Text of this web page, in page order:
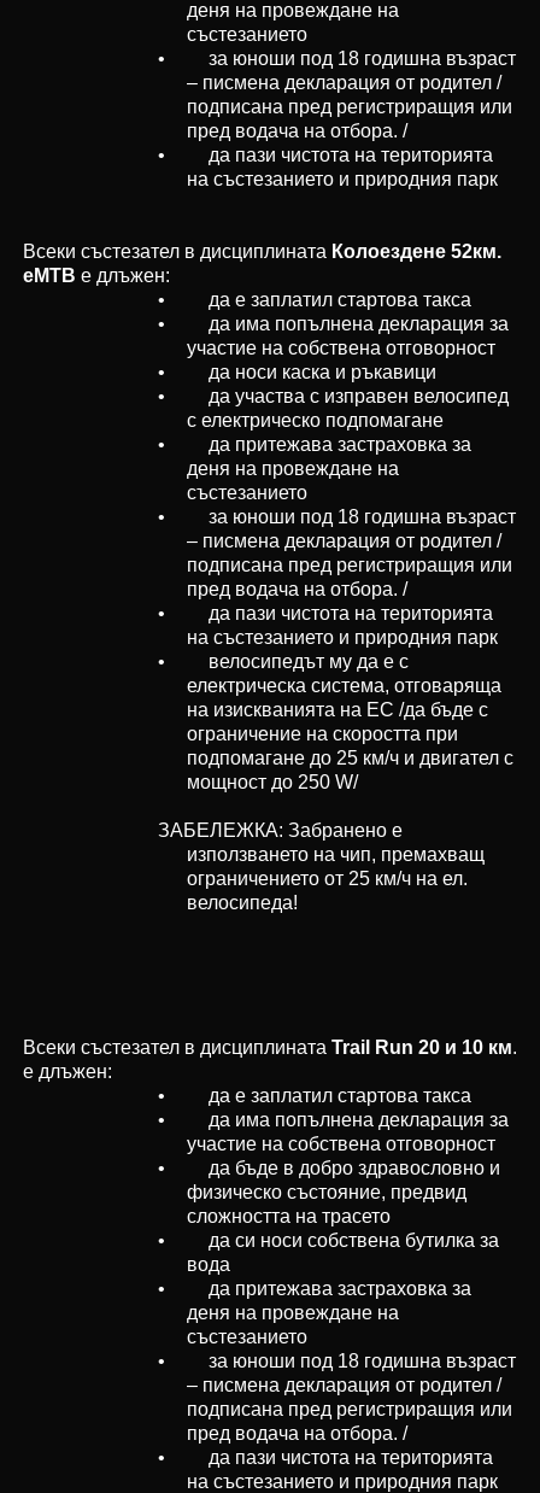
деня на провеждане на
състезанието
• за юноши под 18 годишна възраст
– писмена декларация от родител /
подписана пред регистриращия или
пред водача на отбора. /
• да пази чистота на територията
на състезанието и природния парк
Всеки състезател в дисциплината Колоездене 52км.
eMTB е длъжен:
• да е заплатил стартова такса
• да има попълнена декларация за
участие на собствена отговорност
• да носи каска и ръкавици
• да участва с изправен велосипед
с електрическо подпомагане
• да притежава застраховка за
деня на провеждане на
състезанието
• за юноши под 18 годишна възраст
– писмена декларация от родител /
подписана пред регистриращия или
пред водача на отбора. /
• да пази чистота на територията
на състезанието и природния парк
• велосипедът му да е с
електрическа система, отговаряща
на изискванията на ЕС /да бъде с
ограничение на скоростта при
подпомагане до 25 км/ч и двигател с
мощност до 250 W/
ЗАБЕЛЕЖКА: Забранено е
използването на чип, премахващ
ограничението от 25 км/ч на ел.
велосипеда!
Всеки състезател в дисциплината Trail Run 20 и 10 км.
е длъжен:
• да е заплатил стартова такса
• да има попълнена декларация за
участие на собствена отговорност
• да бъде в добро здравословно и
физическо състояние, предвид
сложността на трасето
• да си носи собствена бутилка за
вода
• да притежава застраховка за
деня на провеждане на
състезанието
• за юноши под 18 годишна възраст
– писмена декларация от родител /
подписана пред регистриращия или
пред водача на отбора. /
• да пази чистота на територията
на състезанието и природния парк